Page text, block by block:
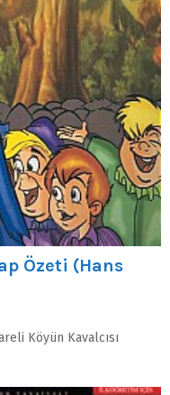
Özeti (Hans
Köyün Kavalcısı